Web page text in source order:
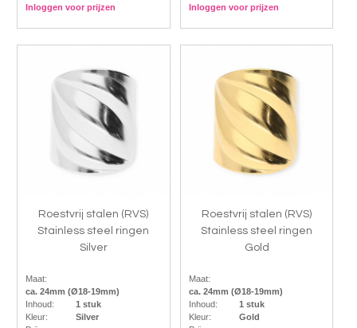
Inloggen voor prijzen
Inloggen voor prijzen
Roestvrij stalen (RVS)
Stainless steel ringen
Silver
Maat:
ca. 24mm (Ø18-19mm)
Inhoud:
1 stuk
Kleur:
Silver
Roestvrij stalen (RVS)
Stainless steel ringen
Gold
Maat:
ca. 24mm (Ø18-19mm)
Inhoud:
1 stuk
Kleur:
Gold